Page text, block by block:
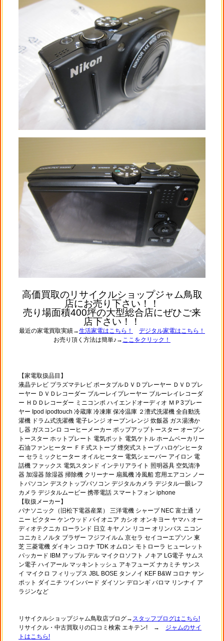
高価買取のリサイクルショップジャム鳥取
店にお売り下さい！！
売り場面積400坪の大型総合店にぜひご来
店下さい！！
最近の家電買取実績→生活家電はこちら！
デジタル家電はこちら！
お売り頂く方法は簡単♪→ ここをクリック！
【家電取扱品目】
液晶テレビ プラズマテレビ ポータブルＤＶＤプレーヤー ＤＶＤプレ
ーヤー ＤＶＤレコーダー ブルーレイプレーヤー ブルーレイレコーダ
ー ＨＤＤレコーダー ミニコンポ ハイエンドオーディオ ＭＰ3プレー
ヤー Ipod ipodtouch 冷蔵庫 冷凍庫 保冷温庫 ２漕式洗濯機 全自動洗
濯機 ドラム式洗濯機 電子レンジ オーブンレンジ 炊飯器 ガス湯沸か
し器 ガスコンロ コーヒーメーカー ポップアップトースター オーブン
トースター ホットプレート 電気ポット 電気ケトル ホームベーカリー
石油ファンヒーター ＦＦ式ストーブ 煙突式ストーブ ハロゲンヒータ
ー セラミックヒーター オイルヒーター 電気シェーバー アイロン 電
話機 ファックス 電気スタンド インテリアライト 照明器具 空気清浄
器 加湿器 除湿器 掃除機 クリーナー 扇風機 冷風船 窓用エアコン ノー
トパソコン デスクトップパソコン デジタルカメラ デジタル一眼レフ
カメラ デジタルムービー 携帯電話 スマートフォン iphone
【取扱メーカー】
パナソニック（旧松下電器産業） 三洋電機 シャープ NEC 富士通 ソ
ニー ビクター ケンウッド パイオニア カシオ オンキヨー ヤマハ オー
ディオテクニカ ローランド 日立 キヤノン リコー オリンパス ニコン
コニカミノルタ ブラザー フジフイルム 京セラ セイコーエプソン 東
芝 三菱電機 ダイキン コロナ TDK オムロン モトローラ ヒューレット
パッカード IBM アップル デル マイクロソフト ノキア LG電子 サムス
ン電子 ハイアール マッキントッシュ アキフューズ ナカミチ サンス
イ マイクロ フィリップス JBL BOSE タンノイ KEF B&W コロナ サン
ポット ダイニチ ツインバード ダイソン デロンギ パロマ リンナイ ア
ラジンなど
リサイクルショップジャム鳥取店ブログ→ スタッフブログはこちら!
リサイクル・中古買取りの口コミ検索 エキテン! → ジャムのサイ
トはこちら!